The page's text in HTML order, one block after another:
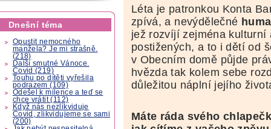
Dnešní téma
Opustit nemocného
manžela? Je mi strašně.
(218)
Další smutné Vánoce.
Covid (219)
Touhu po dítěti vyřešila
podrazem (109)
Odešel k milence a teď se
chce vrátit (112)
Když nás nezlikviduje
Covid, zlikvidujeme se sami
(200)
Léta je patronkou Konta
zpívá, a nevýdělečné
jež rozvíjí zejména kulturní
postižených, a to i dětí od
v Obecním domě půjde
hvězda tak kolem sebe
důležitou náplní jejího
Máte ráda svého